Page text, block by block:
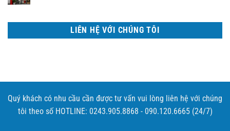
LIÊN HỆ VỚI CHÚNG TÔI
Quý khách có nhu cầu cần được tư vấn vui lòng liên hệ với chúng
tôi theo số HOTLINE: 0243.905.8868 - 090.120.6665 (24/7)